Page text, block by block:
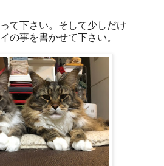
て下さい。そして少しだけ
の事を書かせて下さい。